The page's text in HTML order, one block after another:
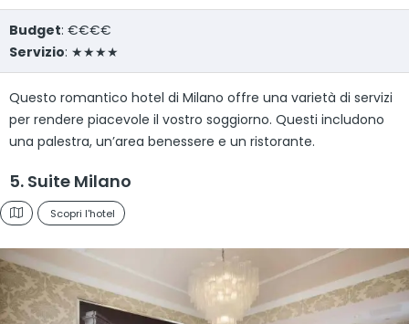
Budget: €€€€
Servizio: ★★★★
Questo romantico hotel di Milano offre una varietà di servizi
per rendere piacevole il vostro soggiorno. Questi includono
una palestra, un’area benessere e un ristorante.
5. Suite Milano
Scopri l'hotel